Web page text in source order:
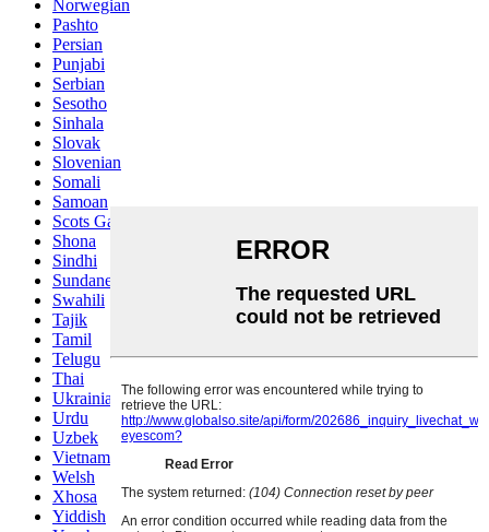
Norwegian
Pashto
Persian
Punjabi
Serbian
Sesotho
Sinhala
Slovak
Slovenian
Somali
Samoan
Scots Gaelic
Shona
Sindhi
Sundanese
Swahili
Tajik
Tamil
Telugu
Thai
Ukrainian
Urdu
Uzbek
Vietnamese
Welsh
Xhosa
Yiddish